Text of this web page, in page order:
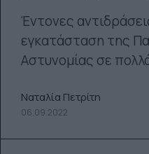
Έντονες
εγκατάσταση της
Αστυνομίας σε
Ναταλία Πετρίτη
06.09.2022